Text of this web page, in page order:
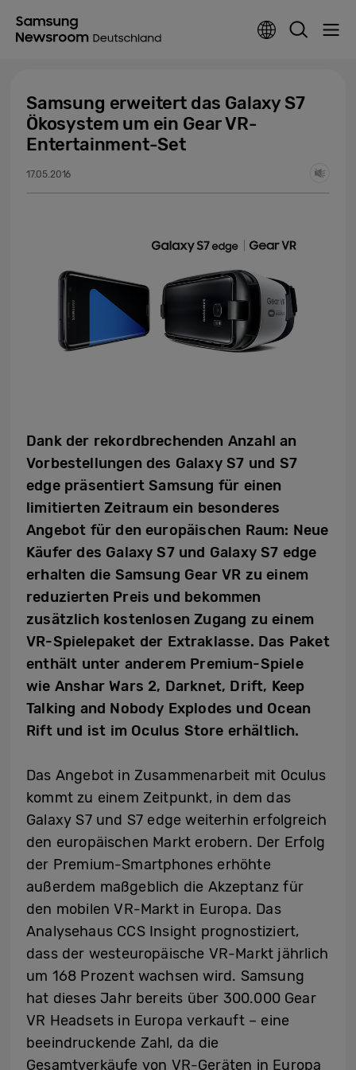
Samsung erweitert das Galaxy S7
Ökosystem um ein Gear VR-
Entertainment-Set
17.05.2016
Dank der rekordbrechenden Anzahl an
Vorbestellungen des Galaxy S7 und S7
edge präsentiert Samsung für einen
limitierten Zeitraum ein besonderes
Angebot für den europäischen Raum: Neue
Käufer des Galaxy S7 und Galaxy S7 edge
erhalten die Samsung Gear VR zu einem
reduzierten Preis und bekommen
zusätzlich kostenlosen Zugang zu einem
VR-Spielepaket der Extraklasse. Das Paket
enthält unter anderem Premium-Spiele
wie Anshar Wars 2, Darknet, Drift, Keep
Talking and Nobody Explodes und Ocean
Rift und ist im Oculus Store erhältlich.
Das Angebot in Zusammenarbeit mit Oculus
kommt zu einem Zeitpunkt, in dem das
Galaxy S7 und S7 edge weiterhin erfolgreich
den europäischen Markt erobern. Der Erfolg
der Premium-Smartphones erhöhte
außerdem maßgeblich die Akzeptanz für
den mobilen VR-Markt in Europa. Das
Analysehaus CCS Insight prognostiziert,
dass der westeuropäische VR-Markt jährlich
um 168 Prozent wachsen wird. Samsung
hat dieses Jahr bereits über 300.000 Gear
VR Headsets in Europa verkauft – eine
beeindruckende Zahl, da die
Gesamtverkäufe von VR-Geräten in Europa